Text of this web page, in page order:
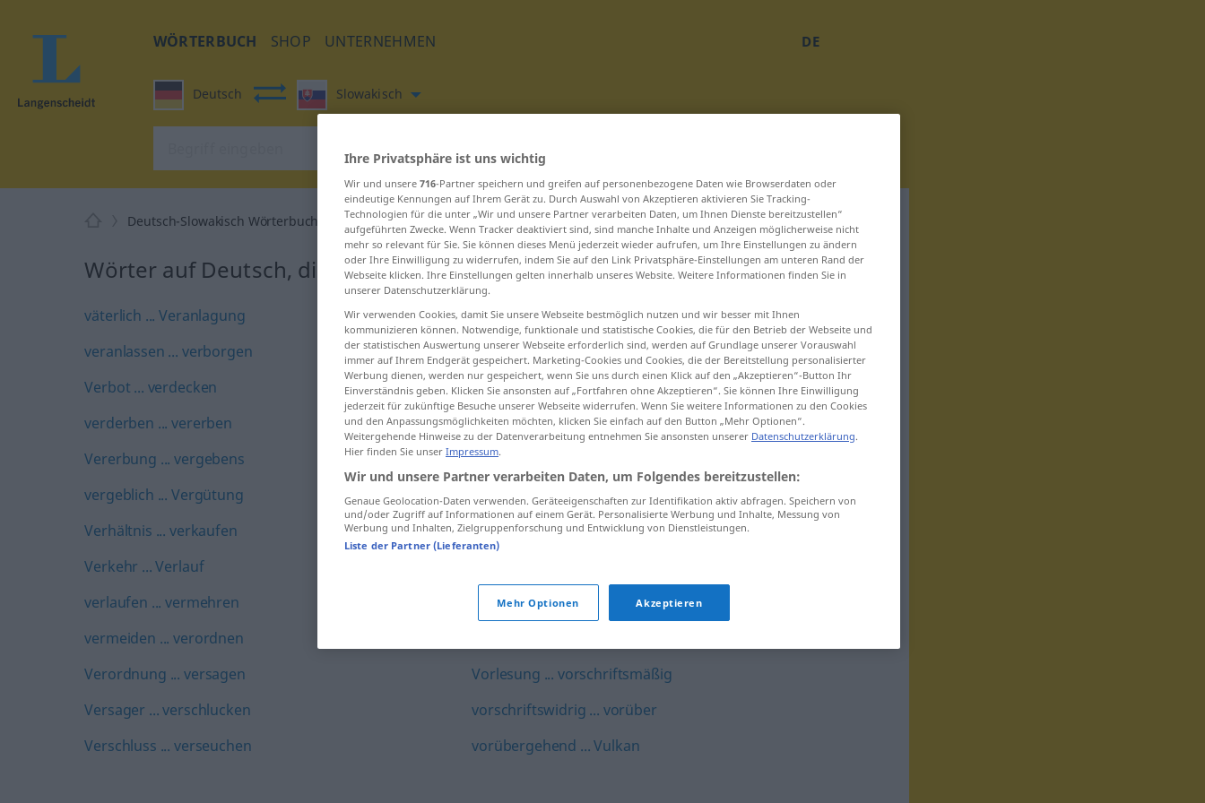
WÖRTERBUCH SHOP UNTERNEHMEN DE
Deutsch Slowakisch
Deutsch-Slowakisch Wörterbuch V
Wörter auf Deutsch, die mit V beginnen
väterlich ... Veranlagung
veranlassen ... verborgen
Verbot ... verdecken
verderben ... vererben
Vererbung ... vergebens
vergeblich ... Vergütung
Verhältnis ... verkaufen
Verkehr ... Verlauf
verlaufen ... vermehren
vermeiden ... verordnen
Verordnung ... versagen
Versager ... verschlucken
Verschluss ... verseuchen
versichern ... verstärken
Verstärker ... vertauschen
verteidigen ... vervielfachen
vervollkommnen ... Verwirklichung
verwirren ... Verzweiflung
Vetter ... Völkerrecht
völlig ... vollstopfen
vorbereiten ... Vorführung
Vorlesung ... vorschriftsmäßig
vorschriftswidrig ... vorüber
vorübergehend ... Vulkan
Ihre Privatsphäre ist uns wichtig
Wir und unsere 716-Partner speichern und greifen auf personenbezogene Daten wie Browserdaten oder
eindeutige Kennungen auf Ihrem Gerät zu. Durch Auswahl von Akzeptieren aktivieren Sie Tracking-
Technologien für die unter „Wir und unsere Partner verarbeiten Daten, um Ihnen Dienste bereitzustellen“
aufgeführten Zwecke. Wenn Tracker deaktiviert sind, sind manche Inhalte und Anzeigen möglicherweise nicht
mehr so relevant für Sie. Sie können dieses Menü jederzeit wieder aufrufen, um Ihre Einstellungen zu ändern
oder Ihre Einwilligung zu widerrufen, indem Sie auf den Link Privatsphäre-Einstellungen am unteren Rand der
Webseite klicken. Ihre Einstellungen gelten innerhalb unseres Website. Weitere Informationen finden Sie in
unserer Datenschutzerklärung.
Wir verwenden Cookies, damit Sie unsere Webseite bestmöglich nutzen und wir besser mit Ihnen
kommunizieren können. Notwendige, funktionale und statistische Cookies, die für den Betrieb der Webseite und
der statistischen Auswertung unserer Webseite erforderlich sind, werden auf Grundlage unserer Vorauswahl
immer auf Ihrem Endgerät gespeichert. Marketing-Cookies und Cookies, die der Bereitstellung personalisierter
Werbung dienen, werden nur gespeichert, wenn Sie uns durch einen Klick auf den „Akzeptieren“-Button Ihr
Einverständnis geben. Klicken Sie ansonsten auf „Fortfahren ohne Akzeptieren“. Sie können Ihre Einwilligung
jederzeit für zukünftige Besuche unserer Webseite widerrufen. Wenn Sie weitere Informationen zu den Cookies
und den Anpassungsmöglichkeiten möchten, klicken Sie einfach auf den Button „Mehr Optionen“.
Weitergehende Hinweise zu der Datenverarbeitung entnehmen Sie ansonsten unserer Datenschutzerklärung.
Hier finden Sie unser Impressum.
Wir und unsere Partner verarbeiten Daten, um Folgendes bereitzustellen:
Genaue Geolocation-Daten verwenden. Geräteeigenschaften zur Identifikation aktiv abfragen. Speichern von
und/oder Zugriff auf Informationen auf einem Gerät. Personalisierte Werbung und Inhalte, Messung von
Werbung und Inhalten, Zielgruppenforschung und Entwicklung von Dienstleistungen.
Liste der Partner (Lieferanten)
Mehr Optionen Akzeptieren